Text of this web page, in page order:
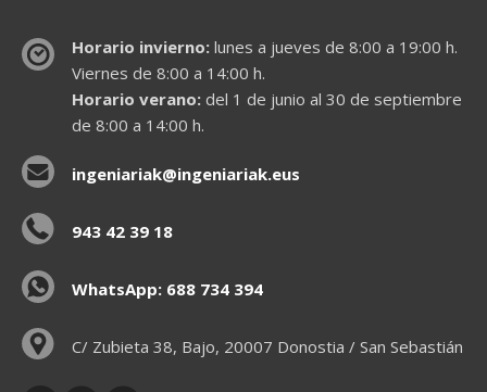
Horario invierno:lunes a jueves de 8:00 a 19:00 h.
Viernes de 8:00 a 14:00 h.
Horario verano:del 1 de junio al 30 de septiembre
de 8:00 a 14:00 h.
ingeniariak@ingeniariak.eus
943 42 39 18
WhatsApp: 688 734 394
C/ Zubieta 38, Bajo, 20007 Donostia / San Sebastián